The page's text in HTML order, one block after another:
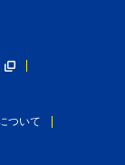
ついて